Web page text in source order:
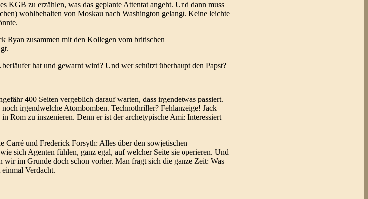
KGB zu erzählen, was das geplante Attentat angeht. Und dann muss
wohlbehalten von Moskau nach Washington gelangt. Keine leichte
Ryan zusammen mit den Kollegen vom britischen
hat und gewarnt wird? Und wer schützt überhaupt den Papst?
400 Seiten vergeblich darauf warten, dass irgendetwas passiert.
irgendwelche Atombomben. Technothriller? Fehlanzeige! Jack
Rom zu inszenieren. Denn er ist der archetypische Ami: Interessiert
Carré und Frederick Forsyth: Alles über den sowjetischen
sich Agenten fühlen, ganz egal, auf welcher Seite sie operieren. Und
wir im Grunde doch schon vorher. Man fragt sich die ganze Zeit: Was
Verdacht.